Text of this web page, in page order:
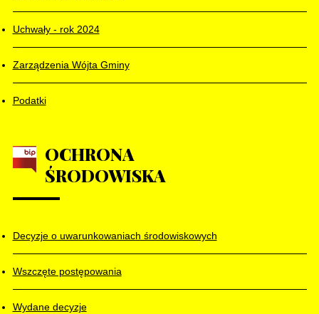
Uchwały - rok 2024
Zarządzenia Wójta Gminy
Podatki
OCHRONA
ŚRODOWISKA
Decyzje o uwarunkowaniach środowiskowych
Wszczęte postępowania
Wydane decyzje